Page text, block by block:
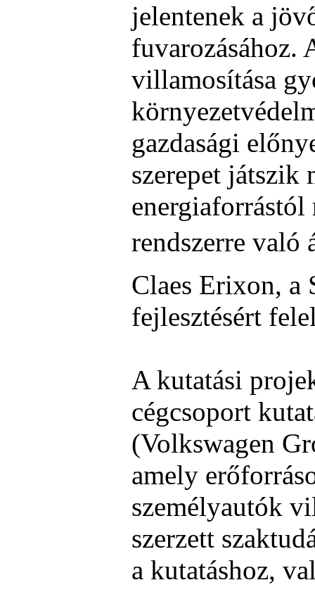
jelentenek a
fuvarozásához.
villamosítása
gazdasági
szerepet játszik
energiaforrástól
rendszerre való
Claes Erixon, a
fejlesztésért
A kutatási
cégcsoport
(Volkswagen
amely
személyautók
szerzett
a kutatáshoz,